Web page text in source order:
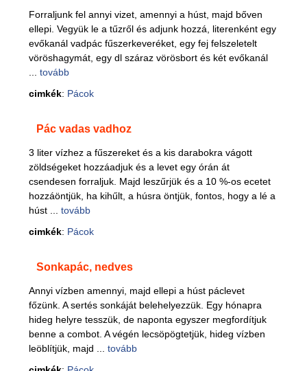
Forraljunk fel annyi vizet, amennyi a húst, majd bőven
ellepi. Vegyük le a tűzről és adjunk hozzá, literenként egy
evőkanál vadpác fűszerkeveréket, egy fej felszeletelt
vöröshagymát, egy dl száraz vörösbort és két evőkanál
tovább
cimkék: Pácok
Pác vadas vadhoz
3 liter vízhez a fűszereket és a kis darabokra vágott
zöldségeket hozzáadjuk és a levet egy órán át
csendesen forraljuk. Majd leszűrjük és a 10 %-os ecetet
hozzáöntjük, ha kihűlt, a húsra öntjük, fontos, hogy a lé a
húst ... tovább
cimkék: Pácok
Sonkapác, nedves
Annyi vízben amennyi, majd ellepi a húst páclevet
főzünk. A sertés sonkáját belehelyezzük. Egy hónapra
hideg helyre tesszük, de naponta egyszer megfordítjuk
benne a combot. A végén lecsöpögtetjük, hideg vízben
leöblítjük, majd ... tovább